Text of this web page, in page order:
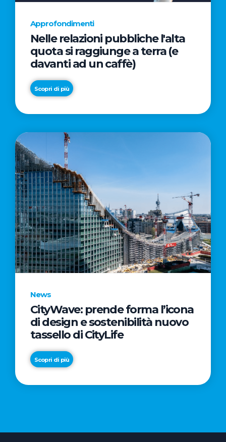
Approfondimenti
Nelle relazioni pubbliche l'alta
quota si raggiunge a terra (e
davanti ad un caffè)
Scopri di più
News
CityWave: prende forma l’icona
di design e sostenibilità nuovo
tassello di CityLife
Scopri di più
News
“Passione
il